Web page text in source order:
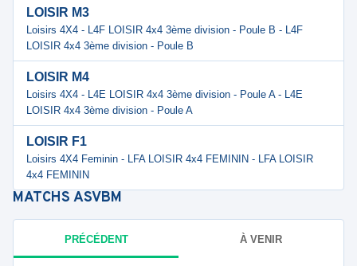
LOISIR M3
Loisirs 4X4 - L4F LOISIR 4x4 3ème division - Poule B - L4F
LOISIR 4x4 3ème division - Poule B
LOISIR M4
Loisirs 4X4 - L4E LOISIR 4x4 3ème division - Poule A - L4E
LOISIR 4x4 3ème division - Poule A
LOISIR F1
Loisirs 4X4 Feminin - LFA LOISIR 4x4 FEMININ - LFA LOISIR
4x4 FEMININ
MATCHS ASVBM
PRÉCÉDENT À VENIR